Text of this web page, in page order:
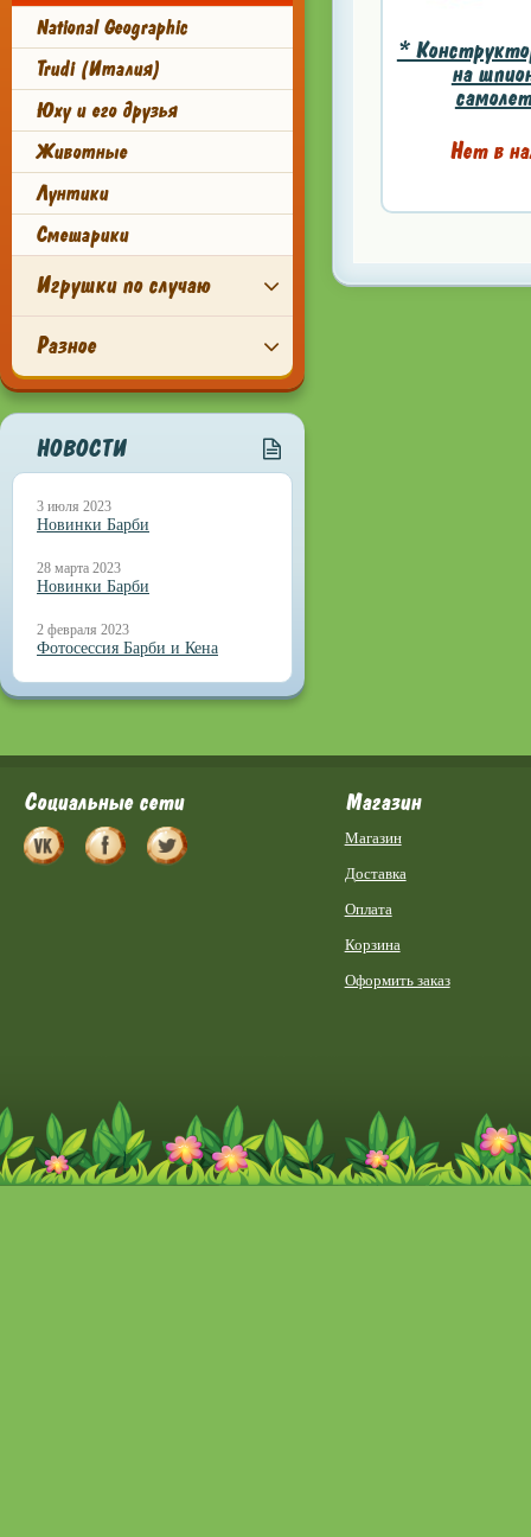
National Geographic
Trudi (Италия)
Юху и его друзья
Животные
Лунтики
Смешарики
Игрушки по случаю
Разное
НОВОСТИ
3 июля 2023
Новинки Барби
28 марта 2023
Новинки Барби
2 февраля 2023
Фотосессия Барби и Кена
*
на
Нет в
Социальные сети Магазин
Магазин
Доставка
Оплата
Корзина
Оформить заказ